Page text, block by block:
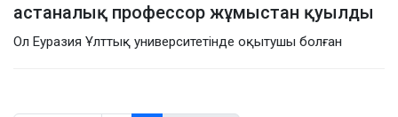
астаналық профессор жұмыстан қуылды
Ол Еуразия Ұлттық университетінде оқытушы болған